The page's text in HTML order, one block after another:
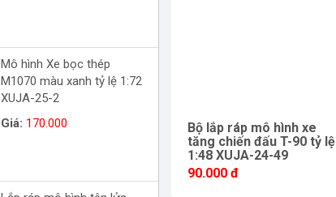
Mô hình Xe bọc thép
M1070 màu xanh tỷ lệ 1:72
XUJA-25-2
Giá: 170.000
Bộ lắp ráp mô hình xe
tăng chiến đấu T-90 tỷ lệ
1:48 XUJA-24-49
90.000 đ